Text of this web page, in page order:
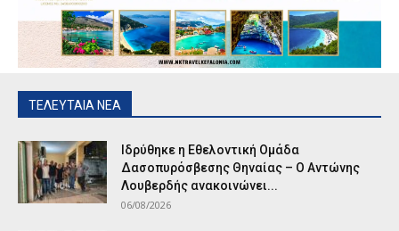
ΤΕΛΕΥΤΑΙΑ ΝΕΑ
Ιδρύθηκε η Εθελοντική Ομάδα
Δασοπυρόσβεσης Θηναίας – Ο Αντώνης
Λουβερδής ανακοινώνει...
06/08/2026